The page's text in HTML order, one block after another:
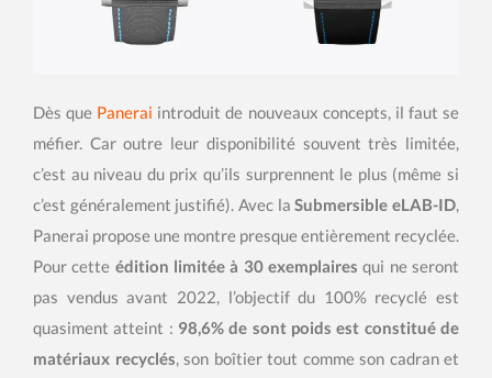
Dès que Panerai introduit de nouveaux concepts, il faut se
méfier. Car outre leur disponibilité souvent très limitée,
c’est au niveau du prix qu’ils surprennent le plus (même si
c’est généralement justifié). Avec laSubmersible eLAB-ID,
Panerai propose une montre presque entièrement recyclée.
Pour cette édition limitée à 30 exemplaires qui ne seront
pas vendus avant 2022, l’objectif du 100% recyclé est
quasiment atteint : 98,6% de sont poids est constitué de
matériaux recyclés, son boîtier tout comme son cadran et